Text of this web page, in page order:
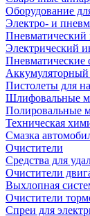
Оборудование
Электро- и
Пневматический
Электрический
Пневматические
Пистолеты для
Шлифовальные
Полировальные
Техническая
Смазка
Очистители
Средства для
Очистители
Выхлопная
Очистители
Спреи для